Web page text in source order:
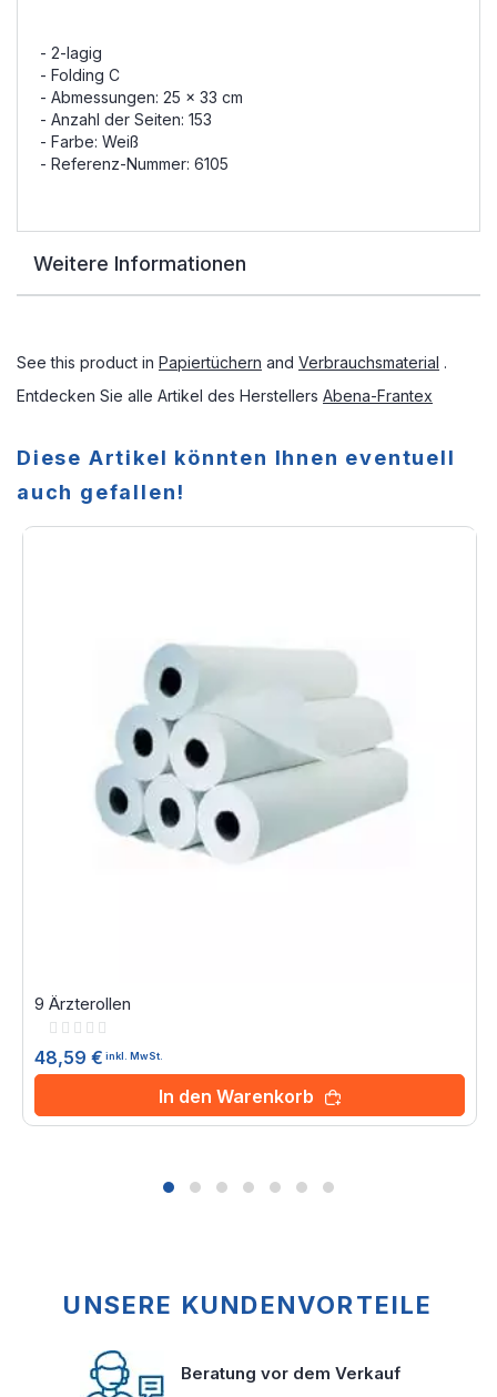
- 2-lagig
- Folding C
- Abmessungen: 25 x 33 cm
- Anzahl der Seiten: 153
- Farbe: Weiß
- Referenz-Nummer: 6105
Weitere Informationen
See this product in Papiertüchern and Verbrauchsmaterial .
Entdecken Sie alle Artikel des Herstellers Abena-Frantex
Diese Artikel könnten Ihnen eventuell
auch gefallen!
9 Ärzterollen
Rating:
48,59 € inkl. MwSt.
In den Warenkorb
UNSERE KUNDENVORTEILE
Beratung vor dem Verkauf